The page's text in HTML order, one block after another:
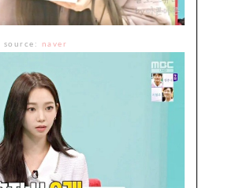
source: naver